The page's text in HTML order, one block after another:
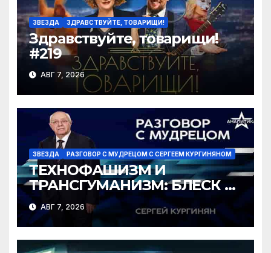
ЗВЕЗДА ЗДРАВСТВУЙТЕ, ТОВАРИЩИ!
Здравствуйте, товарищи!
#219
АВГ 7, 2026
ЗВЕЗДА РАЗГОВОР С МУДРЕЦОМ С СЕРГЕЕМ КУРГИНЯНОМ
ТЕХНОФАШИЗМ И
ТРАНСГУМАНИЗМ: БЛЕСК И
НИЩЕТА ГРЯДУЩЕГО
АВГ 7, 2026